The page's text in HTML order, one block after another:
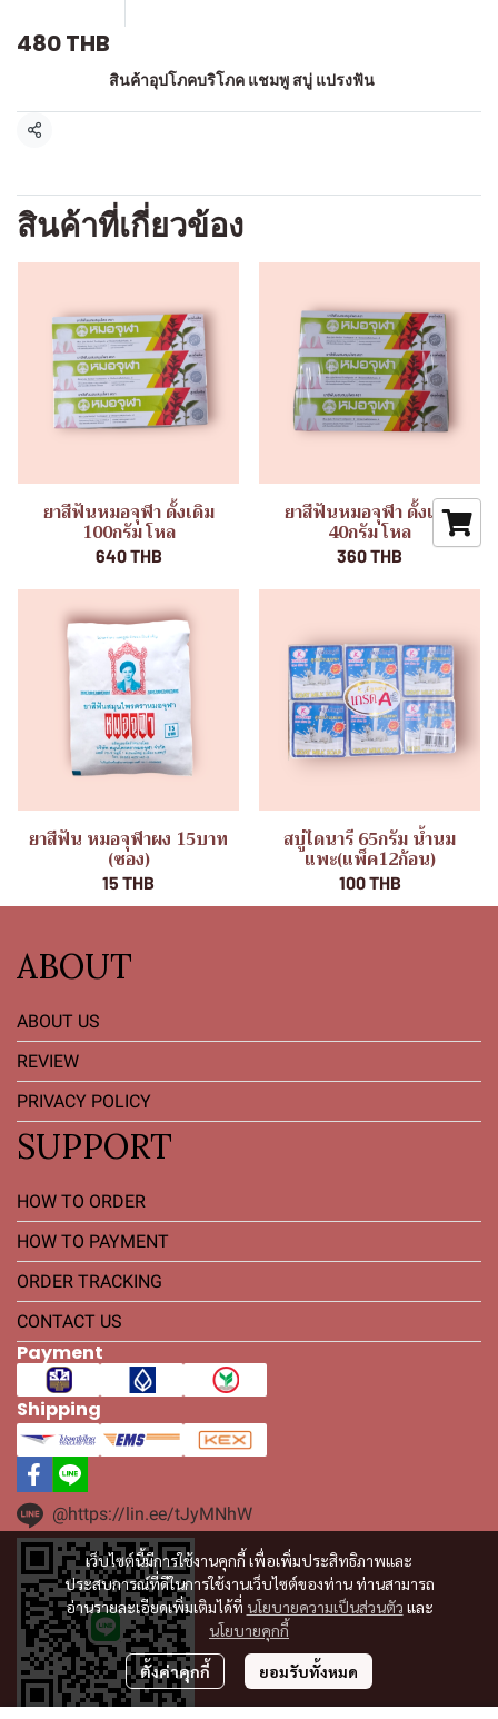
480 THB
สินค้าอุปโภคบริโภค แชมพู สบู่ แปรงฟัน
แชร์
สินค้าที่เกี่ยวข้อง
ยาสีฟันหมอจุฬา ดั้งเดิม
100กรัม โหล
640 THB
ยาสีฟันหมอจุฬา ดั้งเดิม
40กรัม โหล
360 THB
ยาสีฟัน หมอจุฬาผง 15บาท
(ซอง)
15 THB
สบู่ไดนารี 65กรัม น้ำนม
แพะ(แพ็ค12ก้อน)
100 THB
เว็บไซต์นี้มีการใช้งานคุกกี้ เพื่อเพิ่มประสิทธิภาพและ
ประสบการณ์ที่ดีในการใช้งานเว็บไซต์ของท่าน ท่านสามารถ
อ่านรายละเอียดเพิ่มเติมได้ที่ นโยบายความเป็นส่วนตัว และ
นโยบายคุกกี้
ตั้งค่าคุกกี้ ยอมรับทั้งหมด
ABOUT
ABOUT US
REVIEW
PRIVACY POLICY
SUPPORT
HOW TO ORDER
HOW TO PAYMENT
ORDER TRACKING
CONTACT US
Payment
Shipping
@https://lin.ee/tJyMNhW